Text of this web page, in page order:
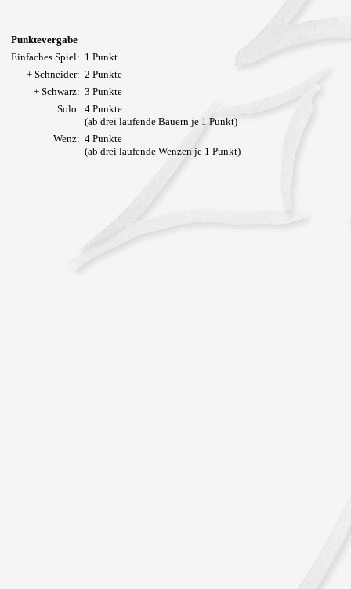
Punktevergabe
Einfaches Spiel: 1 Punkt
+ Schneider: 2 Punkte
+ Schwarz: 3 Punkte
Solo: 4 Punkte
(ab drei laufende Bauern je 1 Punkt)
Wenz: 4 Punkte
(ab drei laufende Wenzen je 1 Punkt)